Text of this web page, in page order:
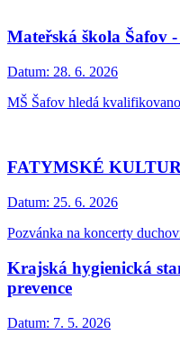
Mateřská škola Šafov
Datum: 28. 6. 2026
MŠ Šafov hledá
FATYMSKÉ
Datum: 25. 6. 2026
Pozvánka na koncerty
Krajská hygienická
prevence
Datum: 7. 5. 2026